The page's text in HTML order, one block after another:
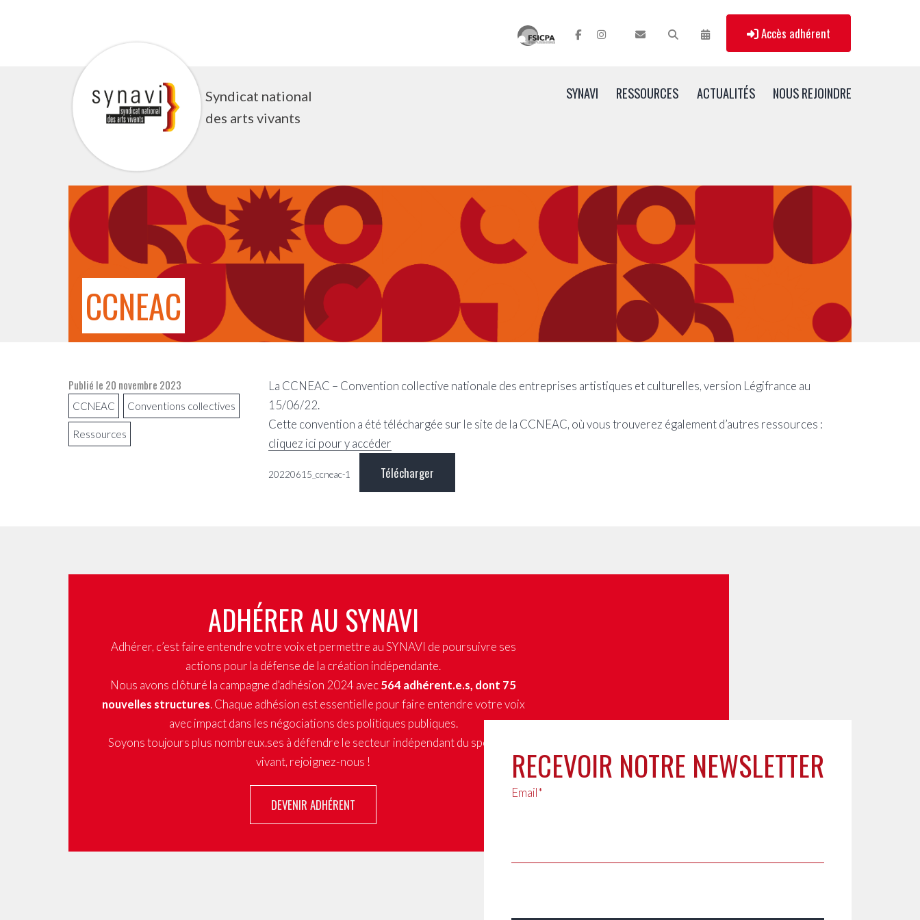
Accès adhérent
Syndicat national
des arts vivants
SYNAVI RESSOURCES ACTUALITÉS NOUS REJOINDRE
CCNEAC
La CCNEAC – Convention collective nationale des entreprises artistiques et culturelles, version Légifrance au
15/06/22.
Cette convention a été téléchargée sur le site de la CCNEAC, où vous trouverez également d’autres ressources :
cliquez ici pour y accéder
20220615_ccneac-1 Télécharger
Publié le 20 novembre 2023
CCNEAC Conventions collectives
Ressources
ADHÉRER AU SYNAVI
Adhérer, c’est faire entendre votre voix et permettre au SYNAVI de poursuivre ses
actions pour la défense de la création indépendante.
Nous avons clôturé la campagne d'adhésion 2024 avec564 adhérent.e.s, dont 75
nouvelles structures. Chaque adhésion est essentielle pour faire entendre votre voix
avec impact dans les négociations des politiques publiques.
Soyons toujours plus nombreux.ses à défendre le secteur indépendant du spectacle
vivant, rejoignez-nous !
DEVENIR ADHÉRENT
RECEVOIR NOTRE NEWSLETTER
Email*